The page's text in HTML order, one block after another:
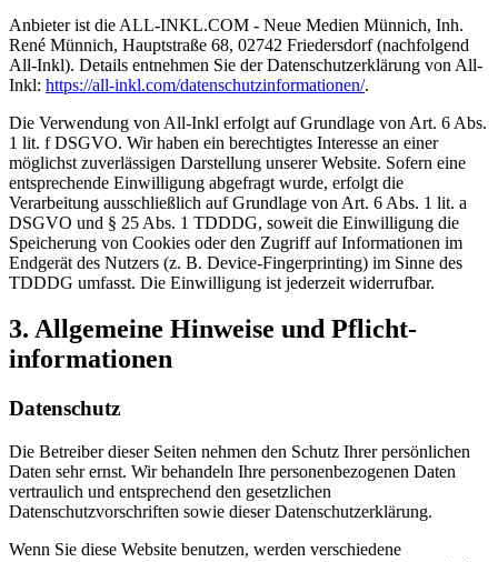
Anbieter ist die ALL-INKL.COM - Neue Medien Münnich, Inh.
René Münnich, Hauptstraße 68, 02742 Friedersdorf (nachfolgend
All-Inkl). Details entnehmen Sie der Datenschutzerklärung von All-
Inkl: https://all-inkl.com/datenschutzinformationen/.
Die Verwendung von All-Inkl erfolgt auf Grundlage von Art. 6 Abs.
1 lit. f DSGVO. Wir haben ein berechtigtes Interesse an einer
möglichst zuverlässigen Darstellung unserer Website. Sofern eine
entsprechende Einwilligung abgefragt wurde, erfolgt die
Verarbeitung ausschließlich auf Grundlage von Art. 6 Abs. 1 lit. a
DSGVO und § 25 Abs. 1 TDDDG, soweit die Einwilligung die
Speicherung von Cookies oder den Zugriff auf Informationen im
Endgerät des Nutzers (z. B. Device-Fingerprinting) im Sinne des
TDDDG umfasst. Die Einwilligung ist jederzeit widerrufbar.
3. Allgemeine Hinweise und Pflicht­
informationen
Datenschutz
Die Betreiber dieser Seiten nehmen den Schutz Ihrer persönlichen
Daten sehr ernst. Wir behandeln Ihre personenbezogenen Daten
vertraulich und entsprechend den gesetzlichen
Datenschutzvorschriften sowie dieser Datenschutzerklärung.
Wenn Sie diese Website benutzen, werden verschiedene